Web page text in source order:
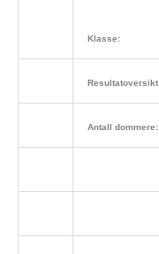
Klasse:
Resultatoversikt
Antall dommere: